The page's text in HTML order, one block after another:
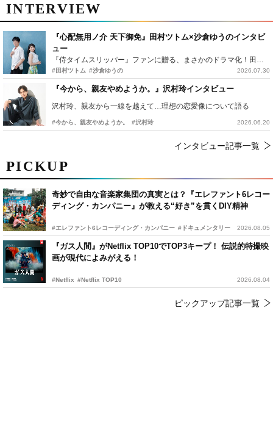
PICKUP
奇妙で自由な音楽家集団の真実とは？『エレファント6レコー
ディング・カンパニー』が教える“好き”を貫くDIY精神
#エレファント6レコーディング・カンパニー #ドキュメンタリー 2026.08.05
『ガス人間』がNetflix TOP10でTOP3キープ！ 伝説的特撮映
画が現代によみがえる！
#Netflix #Netflix TOP10 2026.08.04
ピックアップ記事一覧
INTERVIEW
『心配無用ノ介 天下御免』田村ツトム×沙倉ゆうのインタビ
ュー
『侍タイムスリッパー』ファンに贈る、まさかのドラマ化！田村ツトム×沙倉ゆうのが語る『心配無用ノ介』撮影秘話
#田村ツトム #沙倉ゆうの 2026.07.30
『今から、親友やめようか。』沢村玲インタビュー
沢村玲、親友から一線を越えて…理想の恋愛像について語る
#今から、親友やめようか。 #沢村玲 2026.06.20
インタビュー記事一覧